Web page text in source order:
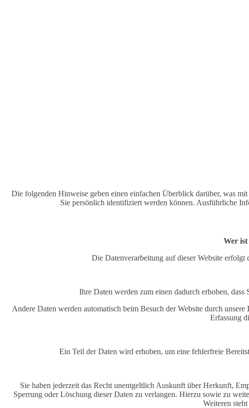
Die folgenden Hinweise geben einen einfachen Überblick darüber, was
Sie persönlich identifiziert werden können. Ausführliche
Wer
Die Datenverarbeitung auf dieser Website erfolgt
Ihre Daten werden zum einen dadurch erhoben,
Andere Daten werden automatisch beim Besuch der Website durch
Erfassung
Ein Teil der Daten wird erhoben, um eine fehlerfreie
Sie haben jederzeit das Recht unentgeltlich Auskunft über Herkunft,
Sperrung oder Löschung dieser Daten zu verlangen. Hierzu sowie zu
Weiteren